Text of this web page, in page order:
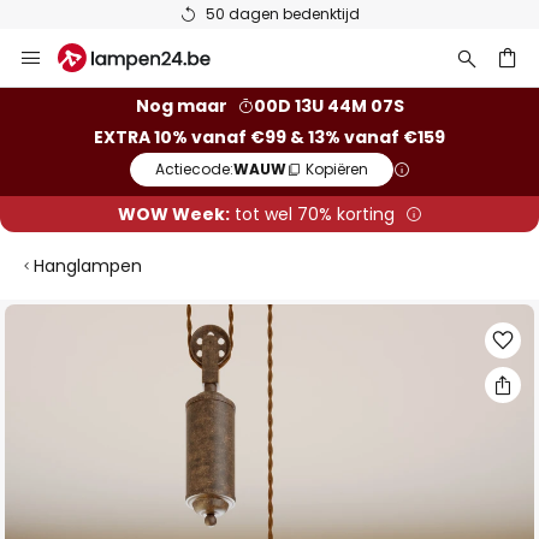
50 dagen bedenktijd
naar
Nog maar
00D 13U 44M 06S
EXTRA 10% vanaf €99 & 13% vanaf €159
Actiecode:WAUW Kopiëren
WOW Week:tot wel 70% korting
Hanglampen
Ga
gallerij